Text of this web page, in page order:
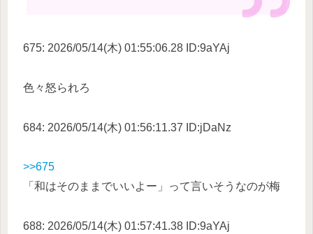
675: 2026/05/14(木) 01:55:06.28 ID:9aYAj
色々怒られろ
684: 2026/05/14(木) 01:56:11.37 ID:jDaNz
>>675
「和はそのままでいいよー」って言いそうなのが梅
688: 2026/05/14(木) 01:57:41.38 ID:9aYAj